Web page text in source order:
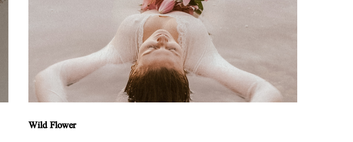
Wild Flower